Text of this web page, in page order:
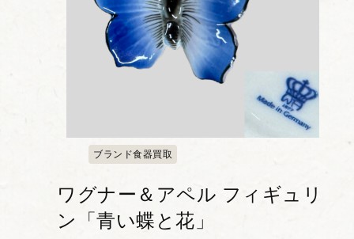
ブランド食器買取
ワグナー＆アペル フィギュリ
ン「青い蝶と花」